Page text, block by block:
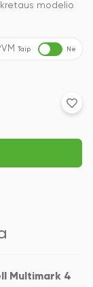
modelio
Taip Ne
Multimark 4